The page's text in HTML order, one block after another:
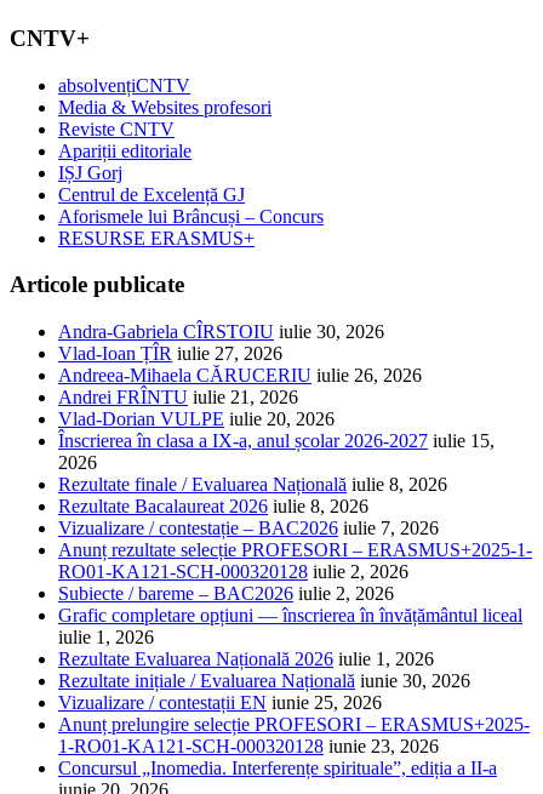
CNTV+
absolvențiCNTV
Media & Websites profesori
Reviste CNTV
Apariții editoriale
IȘJ Gorj
Centrul de Excelență GJ
Aforismele lui Brâncuși – Concurs
RESURSE ERASMUS+
Articole publicate
Andra-Gabriela CÎRSTOIU iulie 30, 2026
Vlad-Ioan ȚÎR iulie 27, 2026
Andreea-Mihaela CĂRUCERIU iulie 26, 2026
Andrei FRÎNTU iulie 21, 2026
Vlad-Dorian VULPE iulie 20, 2026
Înscrierea în clasa a IX-a, anul școlar 2026-2027 iulie 15,
2026
Rezultate finale / Evaluarea Națională iulie 8, 2026
Rezultate Bacalaureat 2026 iulie 8, 2026
Vizualizare / contestație – BAC2026 iulie 7, 2026
Anunț rezultate selecție PROFESORI – ERASMUS+2025-1-
RO01-KA121-SCH-000320128 iulie 2, 2026
Subiecte / bareme – BAC2026 iulie 2, 2026
Grafic completare opțiuni — înscrierea în învățământul liceal
iulie 1, 2026
Rezultate Evaluarea Națională 2026 iulie 1, 2026
Rezultate inițiale / Evaluarea Națională iunie 30, 2026
Vizualizare / contestații EN iunie 25, 2026
Anunț prelungire selecție PROFESORI – ERASMUS+2025-
1-RO01-KA121-SCH-000320128 iunie 23, 2026
Concursul „Inomedia. Interferențe spirituale”, ediția a II-a
iunie 20, 2026